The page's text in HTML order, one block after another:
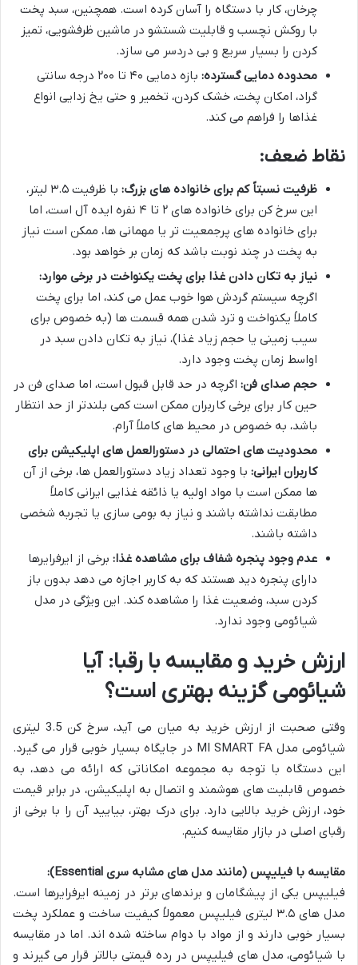
چرخان، کار با دستگاه را آسان کرده است. همچنین، سبد پخت
با روکش نچسب و قابلیت شستشو در ماشین ظرفشویی، تمیز
کردن را بسیار سریع و بی دردسر می سازد.
محدوده دمایی گسترده:
بازه دمایی ۴۰ تا ۲۰۰ درجه سانتی
گراد، امکان پخت، خشک کردن، تخمیر و حتی یخ زدایی انواع
غذاها را فراهم می کند.
نقاط ضعف:
ظرفیت نسبتاً کم برای خانواده های بزرگ:
با ظرفیت ۳.۵ لیتر،
این سرخ کن برای خانواده های ۲ تا ۴ نفره ایده آل است، اما
برای خانواده های پرجمعیت تر یا مهمانی ها، ممکن است نیاز
به پخت در چند نوبت باشد که زمان بر خواهد بود.
نیاز به تکان دادن غذا برای پخت یکنواخت در برخی موارد:
اگرچه سیستم گردش هوا خوب عمل می کند، اما برای پخت
کاملاً یکنواخت و ترد شدن همه قسمت ها (به خصوص برای
سیب زمینی یا حجم زیاد غذا)، نیاز به تکان دادن سبد در
اواسط زمان پخت وجود دارد.
حجم صدای فن: اگرچه در حد قابل قبول است، اما صدای فن در
حین کار برای برخی کاربران ممکن است کمی بلندتر از حد انتظار
باشد، به خصوص در محیط های کاملاً آرام.
محدودیت های احتمالی در دستورالعمل های اپلیکیشن برای
کاربران ایرانی: با وجود تعداد زیاد دستورالعمل ها، برخی از آن
ها ممکن است با مواد اولیه یا ذائقه غذایی ایرانی کاملاً
مطابقت نداشته باشند و نیاز به بومی سازی یا تجربه شخصی
داشته باشند.
عدم وجود پنجره شفاف برای مشاهده غذا: برخی از ایرفرایرها
دارای پنجره دید هستند که به کاربر اجازه می دهد بدون باز
کردن سبد، وضعیت غذا را مشاهده کند. این ویژگی در مدل
شیائومی وجود ندارد.
ارزش خرید و مقایسه با رقبا: آیا
شیائومی گزینه بهتری است؟
وقتی صحبت از ارزش خرید به میان می آید، سرخ کن 3.5 لیتری
شیائومی مدل MI SMART FA در جایگاه بسیار خوبی قرار می گیرد.
این دستگاه با توجه به مجموعه امکاناتی که ارائه می دهد، به
خصوص قابلیت های هوشمند و اتصال به اپلیکیشن، در برابر قیمت
خود، ارزش خرید بالایی دارد. برای درک بهتر، بیایید آن را با برخی از
رقبای اصلی در بازار مقایسه کنیم.
مقایسه با فیلیپس (مانند مدل های مشابه سری Essential):
فیلیپس یکی از پیشگامان و برندهای برتر در زمینه ایرفرایرها است.
مدل های ۳.۵ لیتری فیلیپس معمولاً کیفیت ساخت و عملکرد پخت
بسیار خوبی دارند و از مواد با دوام ساخته شده اند. اما در مقایسه
با شیائومی، مدل های فیلیپس در رده قیمتی بالاتر قرار می گیرند و